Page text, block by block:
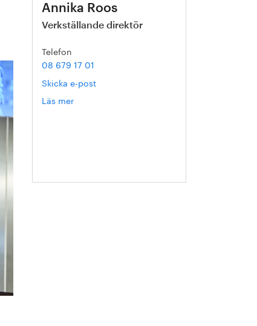
Annika Roos
Verkställande direktör
Telefon
08 679 17 01
Skicka e-post
Läs mer